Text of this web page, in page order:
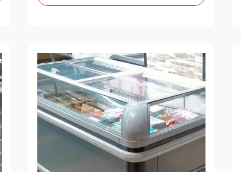
gelato. Model variations available with Auto